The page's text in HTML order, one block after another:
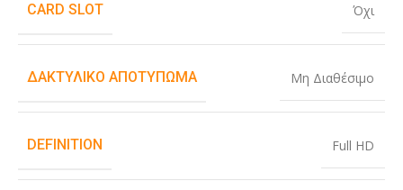
CARD SLOT Όχι
ΔΑΚΤΥΛΙΚΌ ΑΠΟΤΎΠΩΜΑ Μη Διαθέσιμο
DEFINITION Full HD